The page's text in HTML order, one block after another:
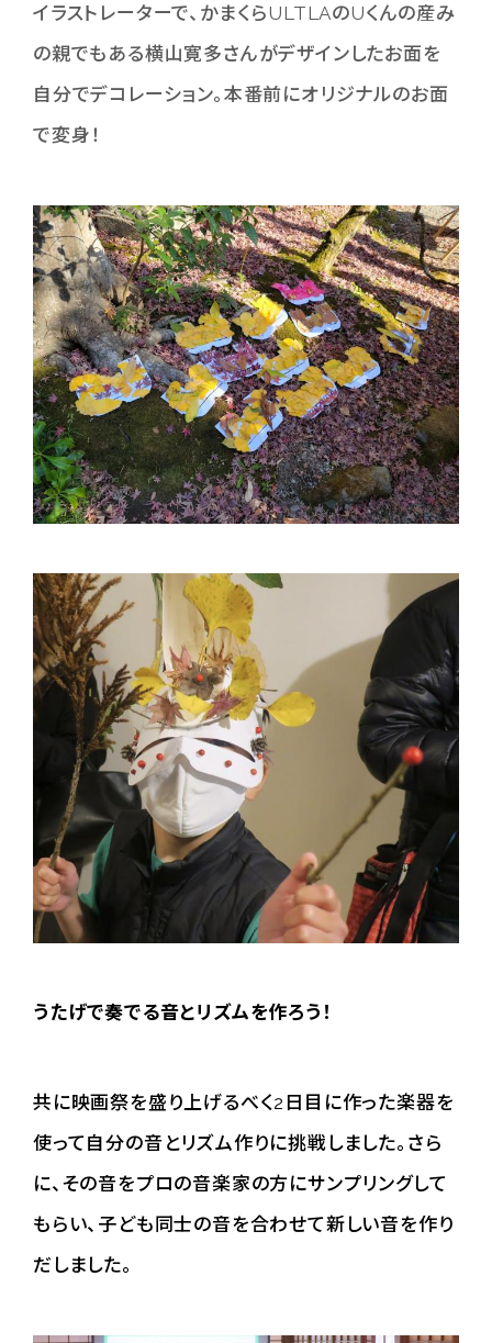
イラストレーターで、かまくらULTLAのUくんの産み
の親でもある横山寛多さんがデザインしたお面を
自分でデコレーション。本番前にオリジナルのお面
で変身！
うたげで奏でる音とリズムを作ろう！
共に映画祭を盛り上げるべく2日目に作った楽器を
使って自分の音とリズム作りに挑戦しました。さら
に、その音をプロの音楽家の方にサンプリングして
もらい、子ども同士の音を合わせて新しい音を作り
だしました。